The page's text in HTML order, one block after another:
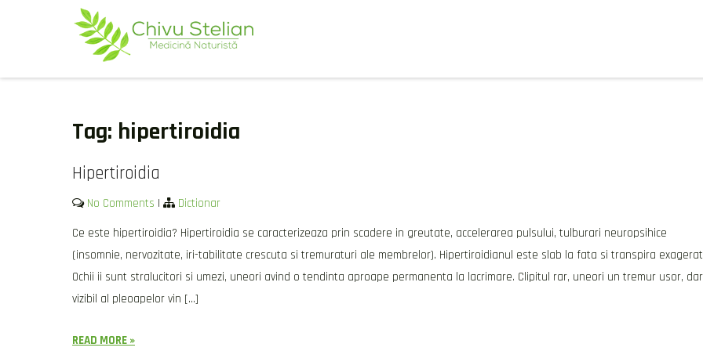
CHIVU-STELIAN.RO
Tag: hipertiroidia
Hipertiroidia
No Comments |
Dictionar
Ce este hipertiroidia? Hipertiroidia se caracterizeaza prin scadere in greutate, accelerarea pulsului, tulburari neuropsihice
(insomnie, nervozitate, iri-tabilitate crescuta si tremuraturi ale membrelor). Hipertiroidianul este slab la fata si transpira
Ochii ii sunt stralucitori si umezi, uneori avind o tendinta aproape permanenta la lacrimare. Clipitul rar, uneori un tremur usor, dar
vizibil al pleoapelor vin […]
READ MORE »